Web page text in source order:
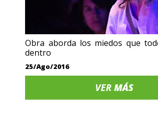
Obra aborda los miedos que
dentro
25/Ago/2016
VERMÁS